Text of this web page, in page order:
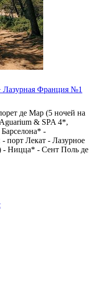
Лазурная Франция №1
де Мар (5 ночей на
& SPA 4*,
-
порт Лекат - Лазурное
- Ницца* - Сент Поль де